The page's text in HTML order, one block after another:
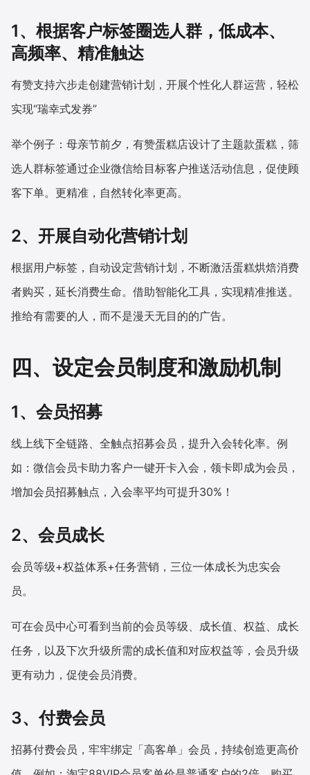
1、根据客户标签圈选人群，低成本、
高频率、精准触达
有赞支持六步走创建营销计划，开展个性化人群运营，轻松
实现“瑞幸式发券”
举个例子：母亲节前夕，有赞蛋糕店设计了主题款蛋糕，筛
选人群标签通过企业微信给目标客户推送活动信息，促使顾
客下单。更精准，自然转化率更高。
2、开展自动化营销计划
根据用户标签，自动设定营销计划，不断激活蛋糕烘焙消费
者购买，延长消费生命。借助智能化工具，实现精准推送。
推给有需要的人，而不是漫天无目的的广告。
四、设定会员制度和激励机制
1、会员招募
线上线下全链路、全触点招募会员，提升入会转化率。例
如：微信会员卡助力客户一键开卡入会，领卡即成为会员，
增加会员招募触点，入会率平均可提升30%！
2、会员成长
会员等级+权益体系+任务营销，三位一体成长为忠实会
员。
可在会员中心可看到当前的会员等级、成长值、权益、成长
任务，以及下次升级所需的成长值和对应权益等，会员升级
更有动力，促使会员消费。
3、付费会员
招募付费会员，牢牢绑定「高客单」会员，持续创造更高价